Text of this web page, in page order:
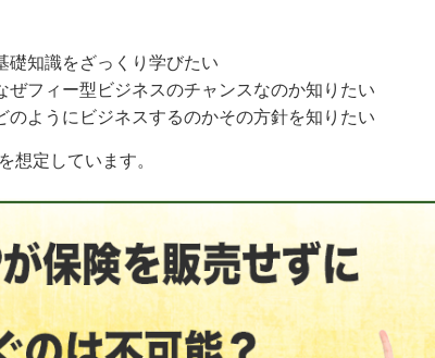
礎知識をざっくり学びたい
ぜフィー型ビジネスのチャンスなのか知りたい
のようにビジネスするのかその方針を知りたい
想定しています。